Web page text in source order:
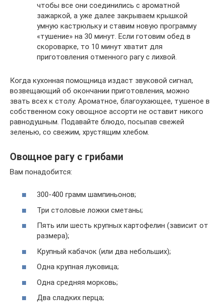
чтобы все они соединились с ароматной
зажаркой, а уже далее закрываем крышкой
умную кастрюльку и ставим новую программу
«тушение» на 30 минут. Если готовим обед в
скороварке, то 10 минут хватит для
приготовления отменного рагу с лихвой.
Когда кухонная помощница издаст звуковой сигнал,
возвещающий об окончании приготовления, можно
звать всех к столу. Ароматное, благоухающее, тушеное в
собственном соку овощное ассорти не оставит никого
равнодушным. Подавайте блюдо, посыпав свежей
зеленью, со свежим, хрустящим хлебом.
Овощное рагу с грибами
Вам понадобится:
300-400 грамм шампиньонов;
Три столовые ложки сметаны;
Пять или шесть крупных картофелин (зависит от
размера);
Крупный кабачок (или два небольших);
Одна крупная луковица;
Одна средняя морковь;
Два сладких перца;